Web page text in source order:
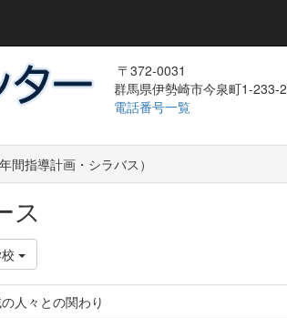
〒372-0031
群馬県伊勢崎市今泉町1-233-2
電話番号一覧
間指導計画・シラバス）
ス
人々との関わり